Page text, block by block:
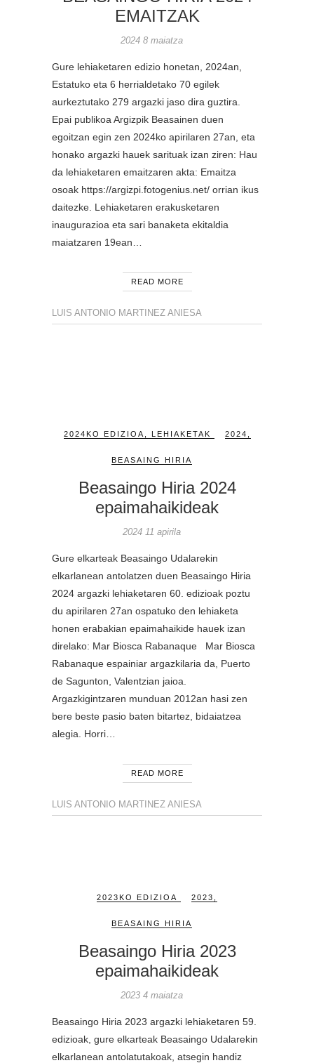
EMAITZAK
2024 8 maiatza
Gure lehiaketaren edizio honetan, 2024an,
Estatuko eta 6 herrialdetako 70 egilek
aurkeztutako 279 argazki jaso dira guztira.
Epai publikoa Argizpik Beasainen duen
egoitzan egin zen 2024ko apirilaren 27an, eta
honako argazki hauek sarituak izan ziren: Hau
da lehiaketaren emaitzaren akta: Emaitza
osoak https://argizpi.fotogenius.net/ orrian ikus
daitezke. Lehiaketaren erakusketaren
inaugurazioa eta sari banaketa ekitaldia
maiatzaren 19ean…
READ MORE
LUIS ANTONIO MARTINEZ ANIESA
2024KO EDIZIOA LEHIAKETAK 2024
BEASAING HIRIA
Beasaingo Hiria 2024
epaimahaikideak
2024 11 apirila
Gure elkarteak Beasaingo Udalarekin
elkarlanean antolatzen duen Beasaingo Hiria
2024 argazki lehiaketaren 60. edizioak poztu
du apirilaren 27an ospatuko den lehiaketa
honen erabakian epaimahaikide hauek izan
direlako: Mar Biosca Rabanaque Mar Biosca
Rabanaque espainiar argazkilaria da, Puerto
de Sagunton, Valentzian jaioa.
Argazkigintzaren munduan 2012an hasi zen
bere beste pasio baten bitartez, bidaiatzea
alegia. Horri…
READ MORE
LUIS ANTONIO MARTINEZ ANIESA
2023KO EDIZIOA 2023
BEASAING HIRIA
Beasaingo Hiria 2023
epaimahaikideak
2023 4 maiatza
Beasaingo Hiria 2023 argazki lehiaketaren 59.
edizioak, gure elkarteak Beasaingo Udalarekin
elkarlanean antolatutakoak, atsegin handiz